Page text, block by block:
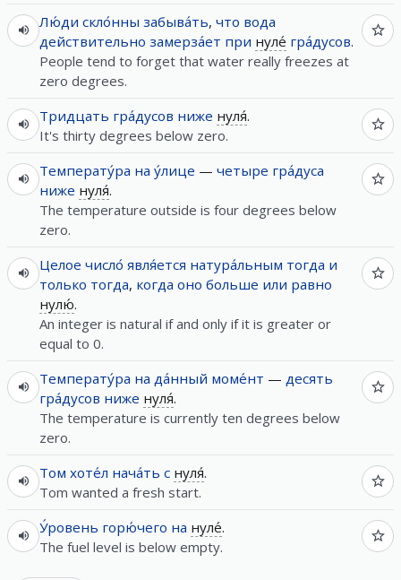
Лю́ди скло́нны забыва́ть, что вода
действительно замерза́ет при нуле́ гра́дусов.
People tend to forget that water really freezes at
zero degrees.
Тридцать гра́дусов ниже нуля́.
It's thirty degrees below zero.
Температу́ра на у́лице — четыре гра́дуса
ниже нуля́.
The temperature outside is four degrees below
zero.
Целое число́ явля́ется натура́льным тогда и
только тогда, когда оно больше или равно
нулю́.
An integer is natural if and only if it is greater or
equal to 0.
Температу́ра на да́нный моме́нт — десять
гра́дусов ниже нуля́.
The temperature is currently ten degrees below
zero.
Том хоте́л нача́ть с нуля́.
Tom wanted a fresh start.
У́ровень горю́чего на нуле́.
The fuel level is below empty.